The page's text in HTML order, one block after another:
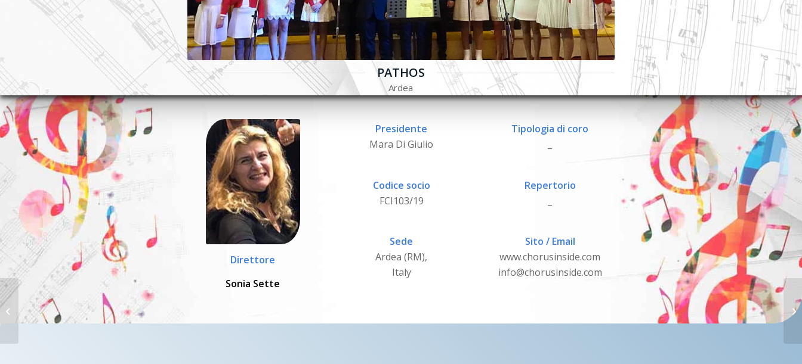
PATHOS
Ardea
Direttore
Sonia Sette
Presidente
Mara Di Giulio
Codice socio
FCI103/19
Sede
Ardea (RM),
Italy
Tipologia di coro
Repertorio
Sito / Email
www.chorusinside.com
info@chorusinside.com
ETHOS
Ardea (RM)